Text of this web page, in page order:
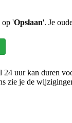
op 'Opslaan'. Je
24 uur kan duren
zie je de